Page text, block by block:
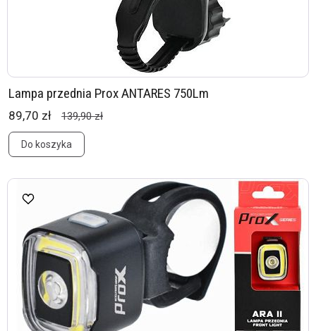
Lampa przednia Prox ANTARES 750Lm
89,70 zł 139,90 zł
Do koszyka